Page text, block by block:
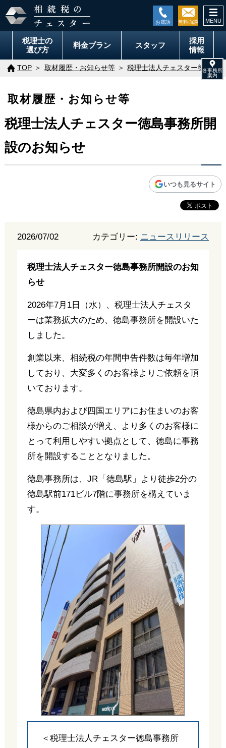
税理士の
選び方
料金プラン スタッフ
採用
情報
TOP 取材履歴・お知らせ等 税理士法人チェスター徳島事
取材履歴・お知らせ等
税理士法人チェスター徳島事務所開
設のお知らせ
いつも見るサイト
2026/07/02 カテゴリー: ニュースリリース
税理士法人チェスター徳島事務所開設のお知
らせ
2026年7月1日（水）、税理士法人チェスタ
ーは業務拡大のため、徳島事務所を開設いた
しました。
創業以来、相続税の年間申告件数は毎年増加
しており、大変多くのお客様よりご依頼を頂
いております。
徳島県内および四国エリアにお住まいのお客
様からのご相談が増え、より多くのお客様に
とって利用しやすい拠点として、徳島に事務
所を開設することとなりました。
徳島事務所は、JR「徳島駅」より徒歩2分の
徳島駅前171ビル7階に事務所を構えていま
す。
＜税理士法人チェスター徳島事務所